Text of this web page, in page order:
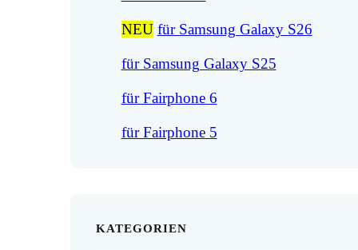
NEU für Samsung Galaxy S26
für Samsung Galaxy S25
für Fairphone 6
für Fairphone 5
KATEGORIEN